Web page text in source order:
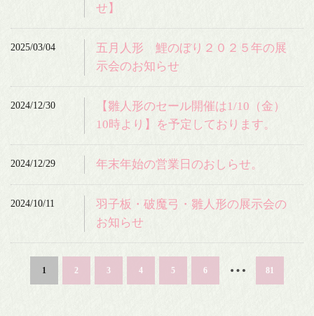
せ】
2025/03/04
五月人形 鯉のぼり２０２５年の展
示会のお知らせ
2024/12/30
【雛人形のセール開催は1/10（金）
10時より】を予定しております。
2024/12/29 年末年始の営業日のおしらせ。
2024/10/11
羽子板・破魔弓・雛人形の展示会の
お知らせ
1 2 3 4 5 6 … 81